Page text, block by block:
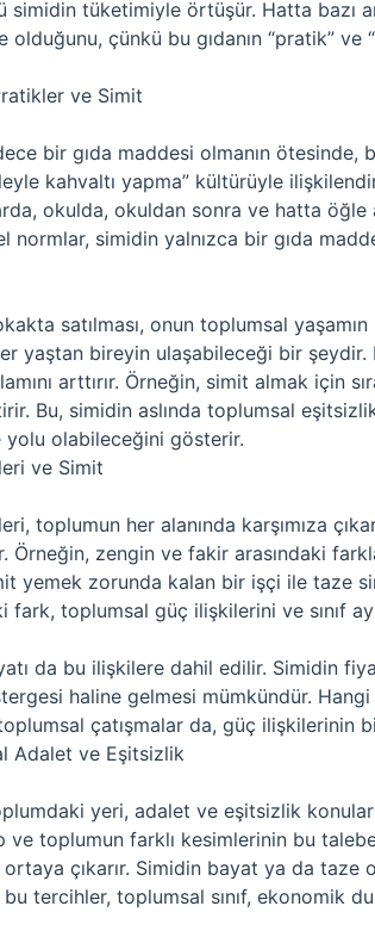
simidin tüketimiyle örtüşür. Hatta bazı
olduğunu, çünkü bu gıdanın “pratik”
ve Simit
bir gıda maddesi olmanın ötesinde,
kahvaltı yapma” kültürüyle
okulda, okuldan sonra ve hatta öğle
normlar, simidin yalnızca bir gıda
satılması, onun toplumsal
yaştan bireyin ulaşabileceği bir
arttırır. Örneğin, simit almak için
Bu, simidin aslında toplumsal
yolu olabileceğini gösterir.
ve Simit
toplumun her alanında karşımıza
Örneğin, zengin ve fakir arasındaki
yemek zorunda kalan bir işçi ile taze
fark, toplumsal güç ilişkilerini ve sınıf
da bu ilişkilere dahil edilir. Simidin
haline gelmesi mümkündür.
çatışmalar da, güç ilişkilerinin bir
Adalet ve Eşitsizlik
yeri, adalet ve eşitsizlik
ve toplumun farklı kesimlerinin bu
ortaya çıkarır. Simidin bayat ya da
tercihler, toplumsal sınıf, ekonomik